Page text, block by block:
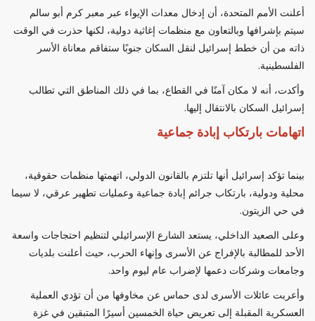
أعلنت الأمم المتحدة، أن إدخال معدات الإيواء عبر معبر كرم أبو سالم
سيتم بإشرافها وبالتعاون مع منظمات إغاثية دولية، لكنها حذرت في الوقت
ذاته من أن خطط إسرائيل لنقل السكان جنوبًا ستفاقم معاناة الأسر
الفلسطينية.
وأكدت، أنه لا مكان آمنًا في القطاع، بما في ذلك المناطق التي تطالب
إسرائيل السكان بالانتقال إليها.
اتهامات بارتكاب إبادة جماعية
بينما تؤكد إسرائيل أنها تلتزم بالقانون الدولي، اتهمتها منظمات حقوقية،
محلية ودولية، بارتكاب جرائم إبادة جماعية وعمليات تطهير عرقي، لا سيما
في حي الزيتون.
وعلى الصعيد الداخلي، يستعد الشارع الإسرائيلي لتنظيم احتجاجات واسعة
الأحد للمطالبة بالإفراج عن الأسرى وإنهاء الحرب، حيث أعلنت بلديات
وجامعات وشركات دعمها لإضراب عام ليوم واحد.
وأعربت عائلات الأسرى لدى حماس عن مخاوفها من أن تؤدي العملية
العسكرية المقبلة إلى تعريض حياة الخمسين أسيرًا المتبقين في غزة